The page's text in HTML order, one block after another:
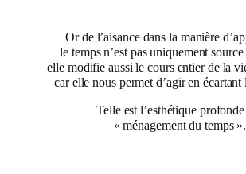
Or de l’aisance dans la manière
le temps n’est pas uniquement source
elle modifie aussi le cours entier de la
car elle nous permet d’agir en écartant
Telle est l’esthétique
« ménagement du temps ».